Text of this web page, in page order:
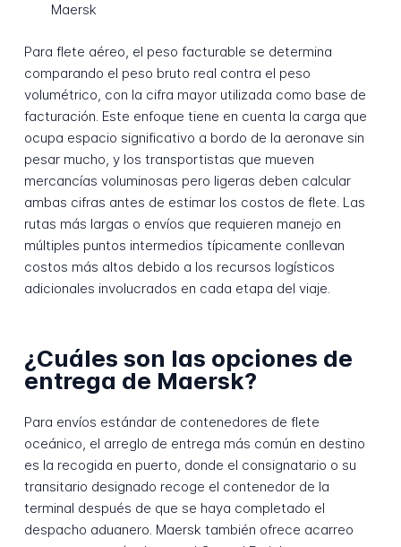
Maersk
Para flete aéreo, el peso facturable se determina
comparando el peso bruto real contra el peso
volumétrico, con la cifra mayor utilizada como base de
facturación. Este enfoque tiene en cuenta la carga que
ocupa espacio significativo a bordo de la aeronave sin
pesar mucho, y los transportistas que mueven
mercancías voluminosas pero ligeras deben calcular
ambas cifras antes de estimar los costos de flete. Las
rutas más largas o envíos que requieren manejo en
múltiples puntos intermedios típicamente conllevan
costos más altos debido a los recursos logísticos
adicionales involucrados en cada etapa del viaje.
¿Cuáles son las opciones de
entrega de Maersk?
Para envíos estándar de contenedores de flete
oceánico, el arreglo de entrega más común en destino
es la recogida en puerto, donde el consignatario o su
transitario designado recoge el contenedor de la
terminal después de que se haya completado el
despacho aduanero. Maersk también ofrece acarreo